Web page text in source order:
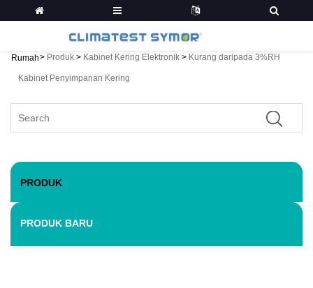
Rumah> Produk > Kabinet Kering Elektronik > Kurang daripada 3%RH
Kabinet Penyimpanan Kering
PRODUK
PRODUK BARU